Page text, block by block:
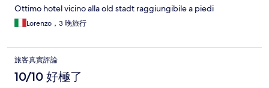
Ottimo hotel vicino alla old stadt raggiungibile a piedi
Lorenzo，3 晚旅行
旅客真實評論
10/10 好極了